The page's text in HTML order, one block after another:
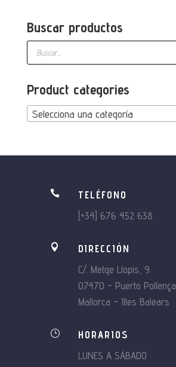
Buscar productos
Búsqueda
productos
Product categories
Selecciona una categoría

TELÉFONO
[+34] 676 452 638

DIRECCIÓN
C/. Metge Llopis, 9
07470 – Puerto Pollença
Mallorca – Illes Balears
}
HORARIOS
LUNES A SÁBADO